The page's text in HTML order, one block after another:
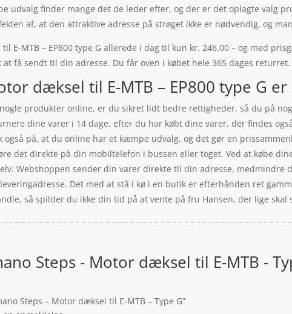
udvalg finder mange det de leder efter, og der er det oplagte valg
af, at den attraktive adresse på strøget ikke er nødvendig, og
E-MTB – EP800 type G allerede i dag til kun kr. 246.00 – og med
at få sendt til din adresse. Du får oven i købet hele 365 dages returret.
dæksel til E-MTB – EP800 type G
produkter online, er du sikret lidt bedre rettigheder, så du på
dine varer i 14 dage. efter du har købt dine varer, der findes
også på, at du online har et kæmpe udvalg, og det gør en
det direkte på din mobiltelefon i bussen eller toget. Ved at købe
Webshoppen sender din varer direkte til din adresse,
Det med at stå i kø i en butik er efterhånden ret
så spilder du ikke din tid på at vente på fru Hansen, der lige skal
Steps - Motor dæksel til E-MTB -
Steps – Motor dæksel til E-MTB – Type G”